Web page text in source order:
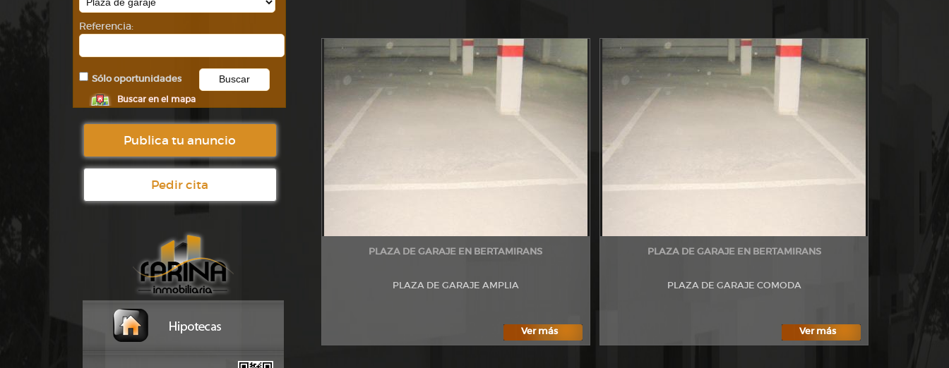
Referencia:
Sólo oportunidades
Buscar en el mapa
Publica tu anuncio
Pedir cita
PLAZA DE GARAJE EN BERTAMIRANS
PLAZA DE GARAJE AMPLIA
Ver más
PLAZA DE GARAJE EN BERTAMIRANS
PLAZA DE GARAJE COMODA
Ver más